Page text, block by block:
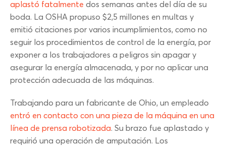
aplastó fatalmente dos semanas antes del día de su
boda. La OSHA propuso $2,5 millones en multas y
emitió citaciones por varios incumplimientos, como no
seguir los procedimientos de control de la energía, por
exponer a los trabajadores a peligros sin apagar y
asegurar la energía almacenada, y por no aplicar una
protección adecuada de las máquinas.
Trabajando para un fabricante de Ohio, un empleado
entró en contacto con una pieza de la máquina en una
línea de prensa robotizada. Su brazo fue aplastado y
requirió una operación de amputación. Los